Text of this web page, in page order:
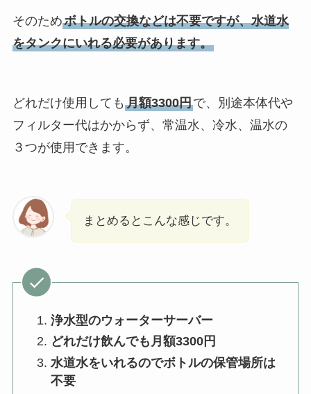
そのためボトルの交換などは不要ですが、水道水
をタンクにいれる必要があります。
どれだけ使用しても 月額3300円で、別途本体代や
フィルター代はかからず、常温水、冷水、温水の
３つが使用できます。
まとめるとこんな感じです。
浄水型のウォーターサーバー
どれだけ飲んでも月額3300円
水道水をいれるのでボトルの保管場所は
不要